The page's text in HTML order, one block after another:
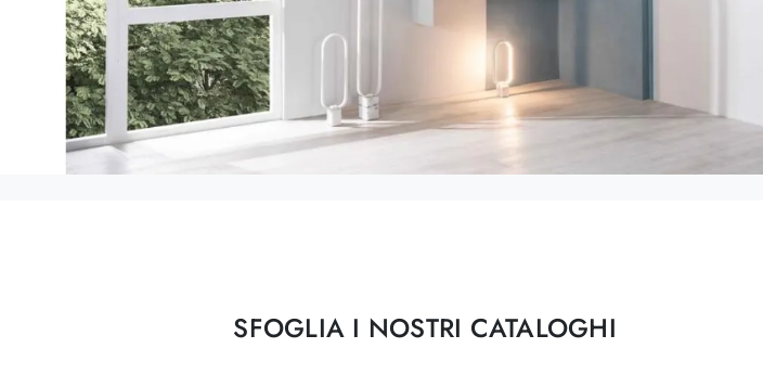
SFOGLIA I NOSTRI CATALOGHI